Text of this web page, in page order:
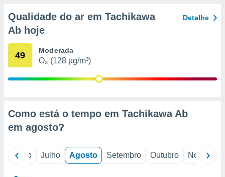
através
estudos
de
1199
Qualidade do ar em Tachikawa
Ab hoje
Detalhe
49 Moderada
O₃ (128 µg/m³)
Como está o tempo em Tachikawa Ab
em agosto?
Junho Julho Agosto Setembro Outubro Novembro